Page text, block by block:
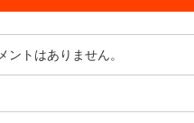
ントはありません。